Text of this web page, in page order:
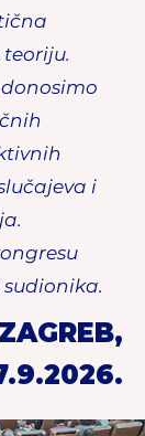
teoriju.
i
ZAGREB,
.